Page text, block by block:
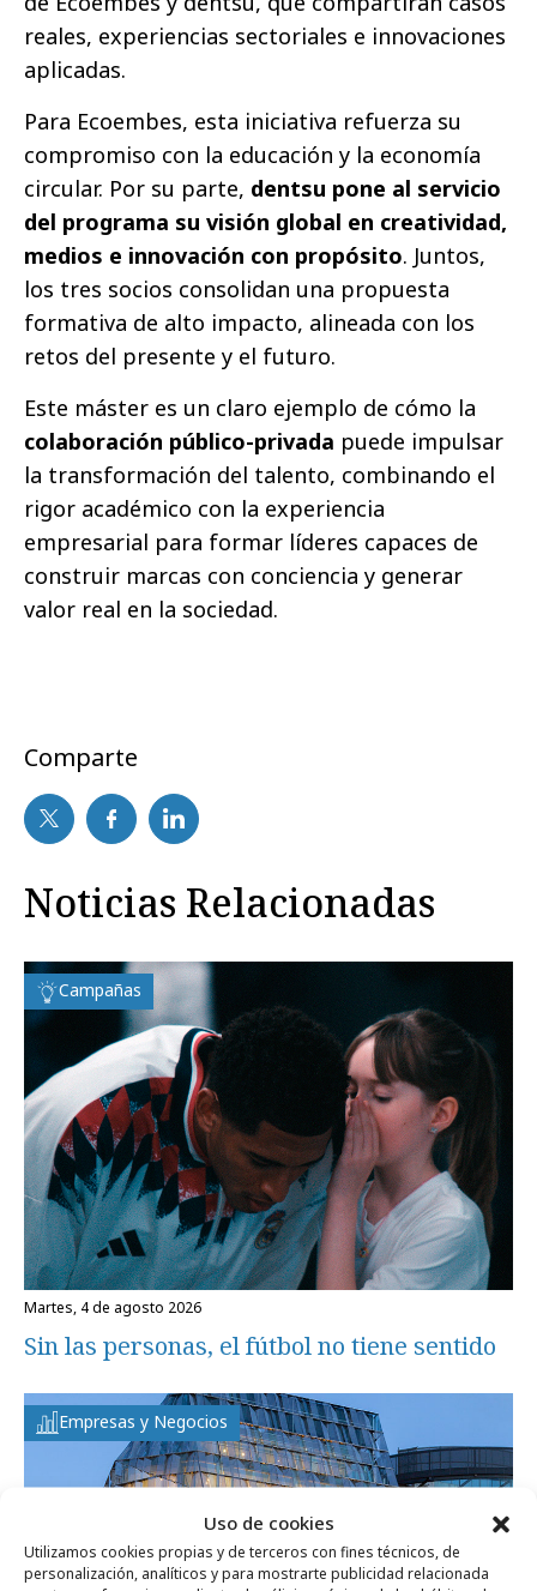
Uso de cookies
Utilizamos cookies propias y de terceros con fines técnicos, de
personalización, analíticos y para mostrarte publicidad relacionada
reales, experiencias sectoriales e innovaciones
aplicadas.
Para Ecoembes, esta iniciativa refuerza su
compromiso con la educación y la economía
circular. Por su parte, dentsu pone al servicio
del programa su visión global en creatividad,
medios e innovación con propósito. Juntos,
los tres socios consolidan una propuesta
formativa de alto impacto, alineada con los
retos del presente y el futuro.
Este máster es un claro ejemplo de cómo la
colaboración público-privada puede impulsar
la transformación del talento, combinando el
rigor académico con la experiencia
empresarial para formar líderes capaces de
construir marcas con conciencia y generar
valor real en la sociedad.
Comparte
Noticias Relacionadas
Campañas
martes, 4 de agosto 2026
Sin las personas, el fútbol no tiene sentido
Empresas y Negocios